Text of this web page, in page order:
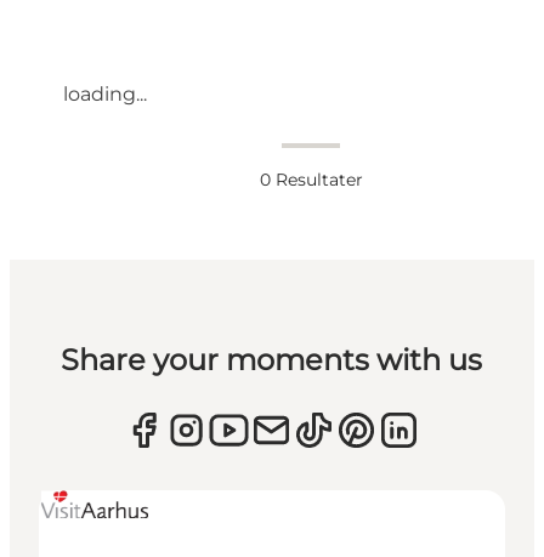
loading...
0 Resultater
Share your moments with us